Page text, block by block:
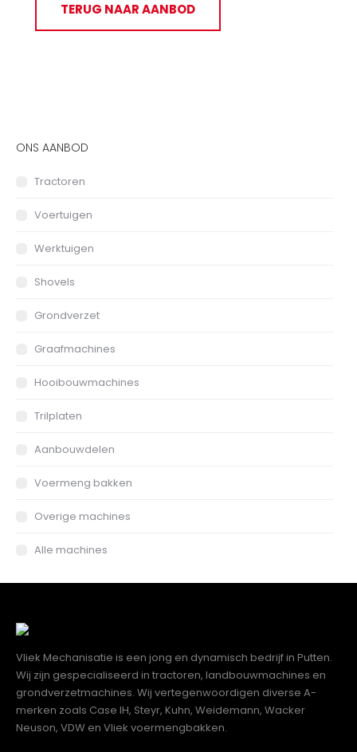
TERUG NAAR AANBOD
ONS AANBOD
Tractoren
Voertuigen
Werktuigen
Shovels
Grondverzet
Graafmachines
Hooibouwmachines
Trilplaten
Aanbouwdelen
Voermeng bakken
Overige machines
Alle machines
Vliek Mechanisatie is een jong en dynamisch bedrijf in Putten.
Wij zijn gespecialiseerd in tractoren, landbouwmachines en
grondverzetmachines. Wij vertegenwoordigen diverse A-
merken zoals Case IH, Steyr, Kuhn, Weidemann, Wacker
Neuson, VDW en Vliek voermengbakken.